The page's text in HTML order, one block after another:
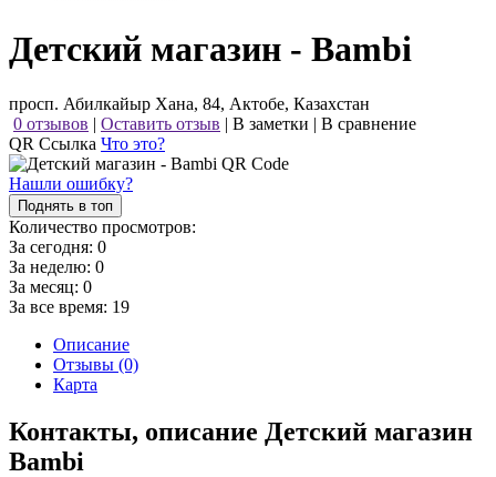
Детский магазин - Bambi
просп. Абилкайыр Хана, 84, Актобе, Казахстан
0 отзывов | Оставить отзыв | В заметки | В сравнение
QR Ссылка Что это?
Нашли ошибку?
Поднять в топ
Количество просмотров:
За сегодня: 0
За неделю: 0
За месяц: 0
За все время: 19
Описание
Отзывы (0)
Карта
Контакты, описание Детский магазин
Bambi